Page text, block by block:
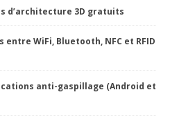
d’architecture 3D gratuits
WiFi, Bluetooth, NFC et RFID
anti-gaspillage (Android et